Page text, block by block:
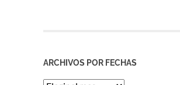
ARCHIVOS POR FECHAS